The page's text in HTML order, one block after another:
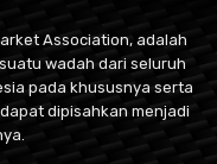
Association, adalah
wadah dari seluruh
pada khususnya serta
dipisahkan menjadi